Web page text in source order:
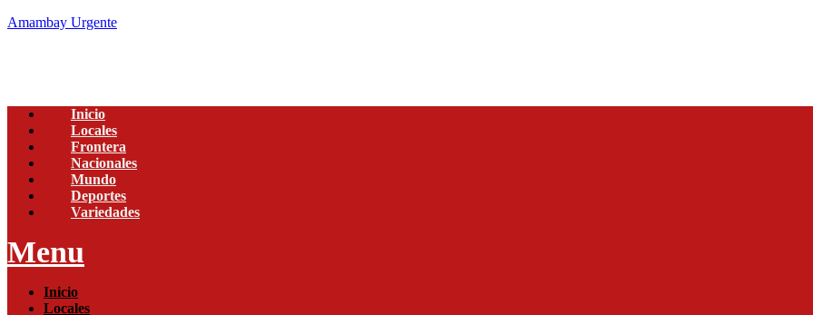
Amambay Urgente
Inicio
Locales
Frontera
Nacionales
Mundo
Deportes
Variedades
Menu
Inicio
Locales